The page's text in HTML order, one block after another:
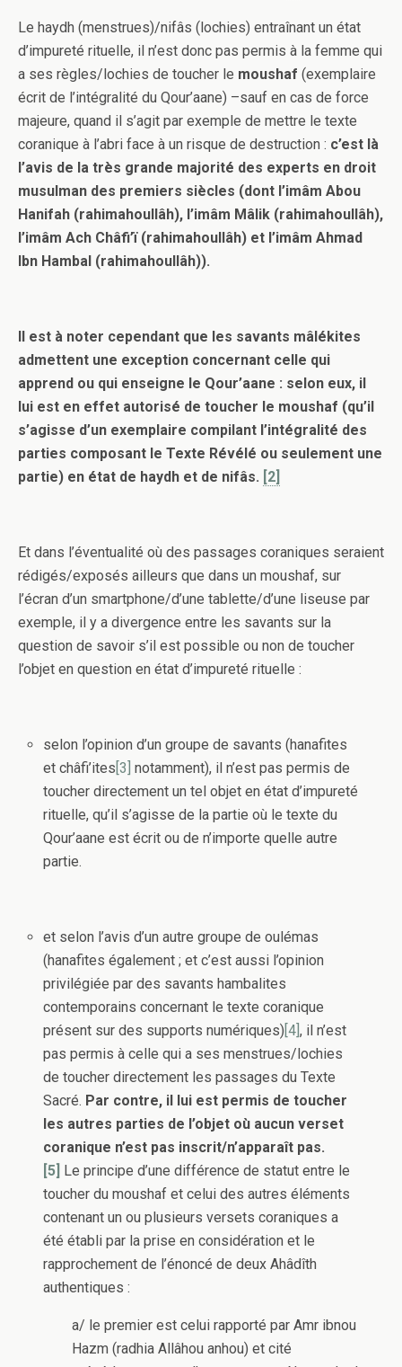
Le haydh (menstrues)/nifâs (lochies) entraînant un état
d’impureté rituelle, il n’est donc pas permis à la femme qui
a ses règles/lochies de toucher le moushaf (exemplaire
écrit de l’intégralité du Qour’aane) –sauf en cas de force
majeure, quand il s’agit par exemple de mettre le texte
coranique à l’abri face à un risque de destruction : c’est là
l’avis de la très grande majorité des experts en droit
musulman des premiers siècles (dont l’imâm Abou
Hanifah (rahimahoullâh), l’imâm Mâlik (rahimahoullâh),
l’imâm Ach Châfi’ï (rahimahoullâh) et l’imâm Ahmad
Ibn Hambal (rahimahoullâh)).
Il est à noter cependant que les savants mâlékites
admettent une exception concernant celle qui
apprend ou qui enseigne le Qour’aane : selon eux, il
lui est en effet autorisé de toucher le moushaf (qu’il
s’agisse d’un exemplaire compilant l’intégralité des
parties composant le Texte Révélé ou seulement une
partie) en état de haydh et de nifâs. [2]
Et dans l’éventualité où des passages coraniques seraient
rédigés/exposés ailleurs que dans un moushaf, sur
l’écran d’un smartphone/d’une tablette/d’une liseuse par
exemple, il y a divergence entre les savants sur la
question de savoir s’il est possible ou non de toucher
l’objet en question en état d’impureté rituelle :
selon l’opinion d’un groupe de savants (hanafites
et châfi’ites [3] notamment), il n’est pas permis de
toucher directement un tel objet en état d’impureté
rituelle, qu’il s’agisse de la partie où le texte du
Qour’aane est écrit ou de n’importe quelle autre
partie.
et selon l’avis d’un autre groupe de oulémas
(hanafites également ; et c’est aussi l’opinion
privilégiée par des savants hambalites
contemporains concernant le texte coranique
présent sur des supports numériques) [4], il n’est
pas permis à celle qui a ses menstrues/lochies
de toucher directement les passages du Texte
Sacré. Par contre, il lui est permis de toucher
les autres parties de l’objet où aucun verset
coranique n’est pas inscrit/n’apparaît pas.
[5]
Le principe d’une différence de statut entre le
toucher du moushaf et celui des autres éléments
contenant un ou plusieurs versets coraniques a
été établi par la prise en considération et le
rapprochement de l’énoncé de deux Ahâdîth
authentiques :
a/ le premier est celui rapporté par Amr ibnou
Hazm (radhia Allâhou anhou) et cité